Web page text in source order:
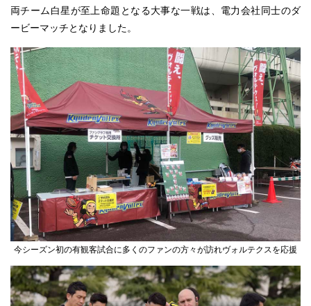
両チーム白星が至上命題となる大事な一戦は、電力会社同士のダ
ービーマッチとなりました。
今シーズン初の有観客試合に多くのファンの方々が訪れヴォルテクスを応援